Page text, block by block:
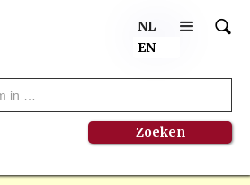
NL
EN